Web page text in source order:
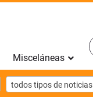
Misceláneas
todos tipos de noticias